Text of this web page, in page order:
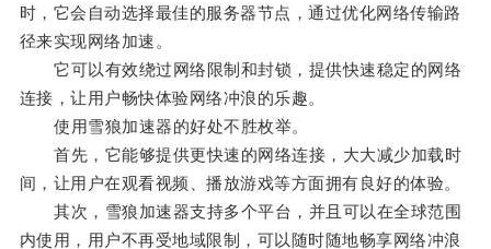
时，它会自动选择最佳的服务器节点，通过优化网络传输路
径来实现网络加速。
它可以有效绕过网络限制和封锁，提供快速稳定的网络
连接，让用户畅快体验网络冲浪的乐趣。
使用雪狼加速器的好处不胜枚举。
首先，它能够提供更快速的网络连接，大大减少加载时
间，让用户在观看视频、播放游戏等方面拥有良好的体验。
其次，雪狼加速器支持多个平台，并且可以在全球范围
内使用，用户不再受地域限制，可以随时随地畅享网络冲浪